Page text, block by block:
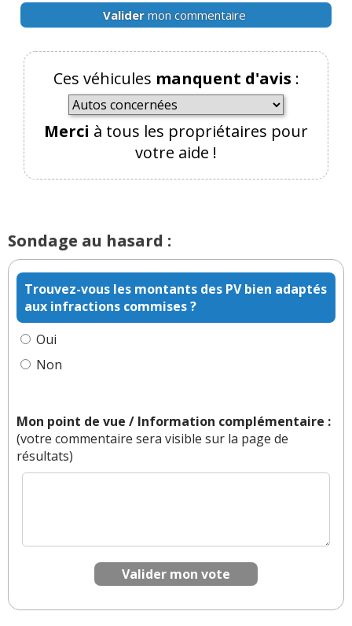
Validermon commentaire
Ces véhicules manquent d'avis :
Merci à tous les propriétaires pour
votre aide !
Sondage au hasard :
Trouvez-vous les montants des PV bien adaptés
aux infractions commises ?
Oui
Non
Mon point de vue / Information complémentaire :
(votre commentaire sera visible sur la page de
résultats)
Valider mon vote